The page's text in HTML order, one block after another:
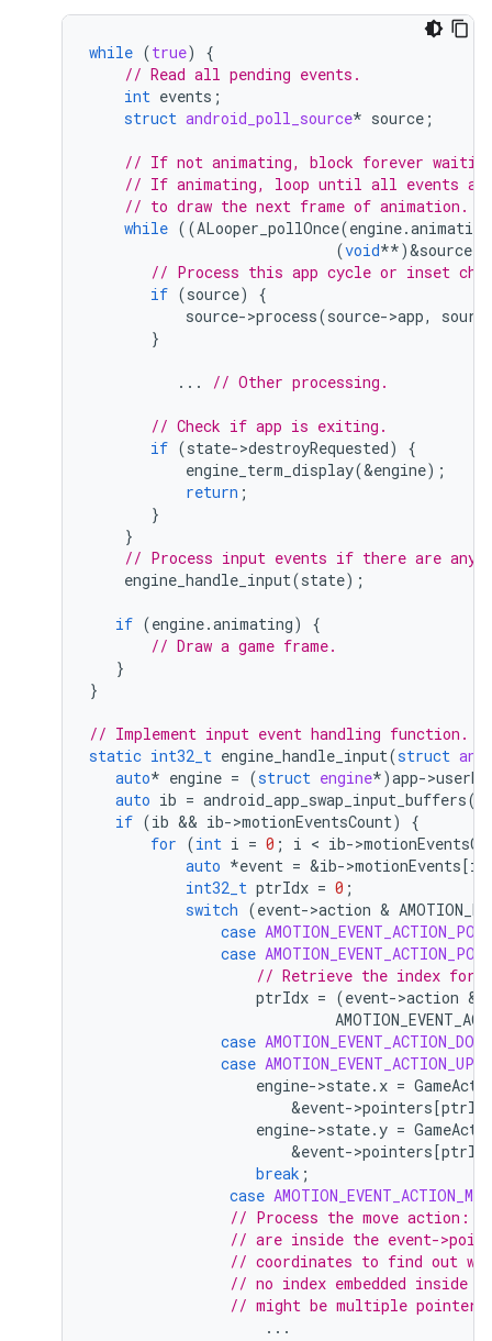
while (true)
{
// Read all pending events.
int events ;
struct android_poll_source* source ;
// If not animating, block forever
// If animating, loop until all events are
// to draw the next frame of animation.
while ((ALooper_pollOnce(engine.animating
(void**)&source
// Process this app cycle or inset
if (source)
{
source->process(source->app,
}
... // Other processing.
// Check if app is exiting.
if (state->destroyRequested)
{
engine_term_display(&engine);
return ;
}
}
// Process input events if there are any.
engine_handle_input(state);
if (engine.animating)
{
// Draw a game frame.
}
}
// Implement input event handling function.
static int32_t engine_handle_input(struct
auto* engine = (struct engine*)app->
auto ib = android_app_swap_input_buffers(
if (ib && ib->motionEventsCount)
{
for (int i = 0 ; i < ib->
auto *event = &ib->motionEvents[i
int32_t ptrIdx = 0 ;
switch (event->action &
case
case
// Retrieve the index for
ptrIdx = (event->action &
case AMOTION_EVENT_ACTION_DOWN
case AMOTION_EVENT_ACTION_UP
engine->state. x =
&event->pointers[
engine->state.y =
&event->pointers[
break ;
case
// Process the move action:
// are inside the event-
// coordinates to find out
// no index embedded inside
// might be multiple pointers
...